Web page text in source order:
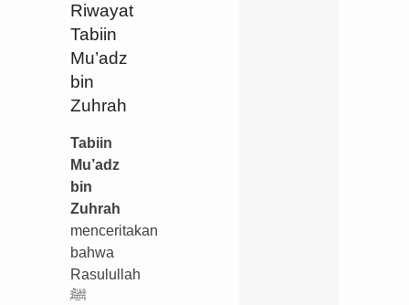
Riwayat
Tabiin
Mu’adz
bin
Zuhrah
Tabiin
Mu’adz
bin
Zuhrah
menceritakan
bahwa
Rasulullah
ﷺ